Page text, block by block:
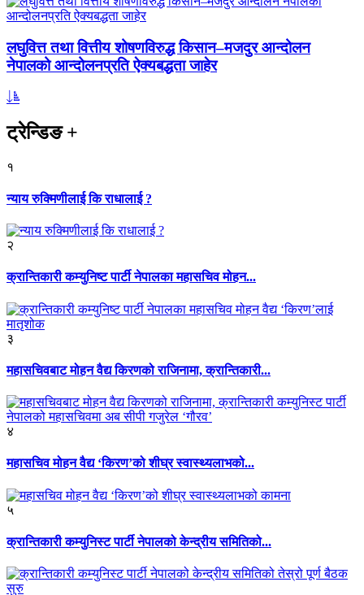
लघुवित्त तथा वित्तीय शोषणविरुद्ध किसान–मजदुर आन्दोलन
नेपालको आन्दोलनप्रति ऐक्यबद्धता जाहेर
ट्रेन्डिङ+
१
न्याय रुक्मिणीलाई कि राधालाई ?
२
क्रान्तिकारी कम्युनिष्ट पार्टी नेपालका महासचिव मोहन...
३
महासचिवबाट मोहन वैद्य किरणको राजिनामा, क्रान्तिकारी...
४
महासचिव मोहन वैद्य ‘किरण’को शीघ्र स्वास्थ्यलाभको...
५
क्रान्तिकारी कम्युनिस्ट पार्टी नेपालको केन्द्रीय समितिको...